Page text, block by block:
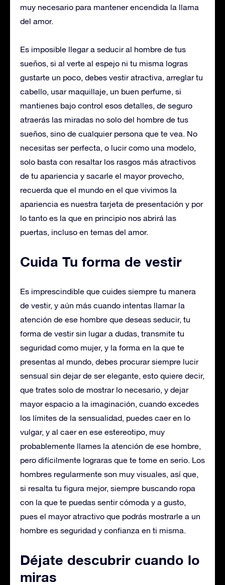
muy necesario para mantener encendida la llama
del amor.
Es imposible llegar a seducir al hombre de tus
sueños, si al verte al espejo ni tu misma logras
gustarte un poco, debes vestir atractiva, arreglar tu
cabello, usar maquillaje, un buen perfume, si
mantienes bajo control esos detalles, de seguro
atraerás las miradas no solo del hombre de tus
sueños, sino de cualquier persona que te vea. No
necesitas ser perfecta, o lucir como una modelo,
solo basta con resaltar los rasgos más atractivos
de tu apariencia y sacarle el mayor provecho,
recuerda que el mundo en el que vivimos la
apariencia es nuestra tarjeta de presentación y por
lo tanto es la que en principio nos abrirá las
puertas, incluso en temas del amor.
Cuida Tu forma de vestir
Es imprescindible que cuides siempre tu manera
de vestir, y aún más cuando intentas llamar la
atención de ese hombre que deseas seducir, tu
forma de vestir sin lugar a dudas, transmite tu
seguridad como mujer, y la forma en la que te
presentas al mundo, debes procurar siempre lucir
sensual sin dejar de ser elegante, esto quiere decir,
que trates solo de mostrar lo necesario, y dejar
mayor espacio a la imaginación, cuando excedes
los límites de la sensualidad, puedes caer en lo
vulgar, y al caer en ese estereotipo, muy
probablemente llames la atención de ese hombre,
pero difícilmente lograras que te tome en serio. Los
hombres regularmente son muy visuales, así que,
si resalta tu figura mejor, siempre buscando ropa
con la que te puedas sentir cómoda y a gusto,
pues el mayor atractivo que podrás mostrarle a un
hombre es seguridad y confianza en ti misma.
Déjate descubrir cuando lo
miras